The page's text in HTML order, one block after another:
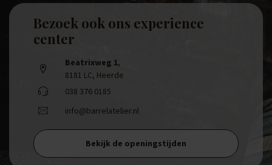
Bezoek ook ons experience
center
Beatrixweg 1,
8181 LC, Heerde
038 376 0185
info@barrelatelier.nl
Bekijk de openingstijden